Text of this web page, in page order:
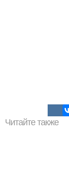
Читайте также